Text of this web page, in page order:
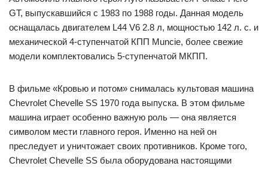
GT, выпускавшийся с 1983 по 1988 годы. Данная модель
оснащалась двигателем L44 V6 2.8 л, мощностью 142 л. с. и
механической 4-ступенчатой КПП Muncie, более свежие
модели комплектовались 5-ступенчатой МКПП.
В фильме «Кровью и потом» снималась культовая машина
Chevrolet Chevelle SS 1970 года выпуска. В этом фильме
машина играет особенно важную роль — она является
символом мести главного героя. Именно на ней он
преследует и уничтожает своих противников. Кроме того,
Chevrolet Chevelle SS была оборудована настоящими